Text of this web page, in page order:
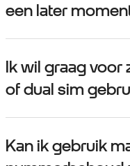
een later
Ik wil graag voor
of dual sim
Kan ik gebruik